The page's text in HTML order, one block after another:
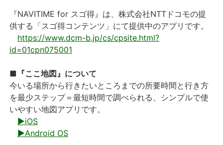
『NAVITIME for スゴ得』は、株式会社NTTドコモの提
供する「スゴ得コンテンツ」にて提供中のアプリです。
https://www.dcm-b.jp/cs/cpsite.html?
id=01cpn075001
■『ここ地図』について
今いる場所から行きたいところまでの所要時間と行き方
を最少ステップ＝最短時間で調べられる、シンプルで使
いやすい地図アプリです。
▶iOS
▶Android OS